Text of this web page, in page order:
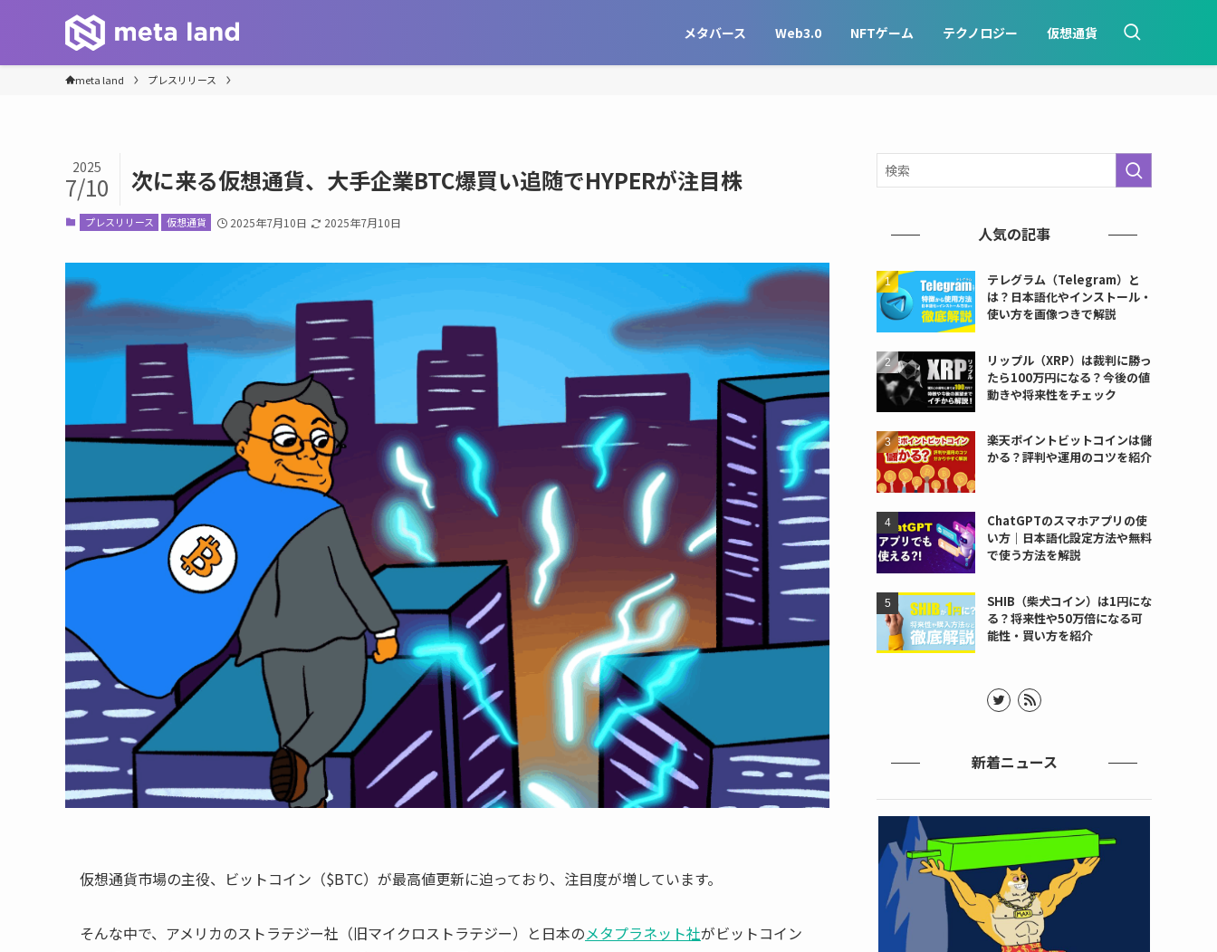
メタバース Web3.0 NFTゲーム テクノロジー 仮想通貨
meta land プレスリリース
次に来る仮想通貨、大手企業BTC爆買い追随でHYPERが注目株
2025
7/10
プレスリリース 仮想通貨 2025年7月10日 2025年7月10日
仮想通貨市場の主役、ビットコイン（$BTC）が最高値更新に迫っており、注目度が増しています。
そんな中で、アメリカのストラテジー社（旧マイクロストラテジー）と日本のメタプラネット社がビットコイン
人気の記事
テレグラム（Telegram）と
は？日本語化やインストール・
使い方を画像つきで解説
リップル（XRP）は裁判に勝っ
たら100万円になる？今後の値
動きや将来性をチェック
楽天ポイントビットコインは儲
かる？評判や運用のコツを紹介
ChatGPTのスマホアプリの使
い方｜日本語化設定方法や無料
で使う方法を解説
SHIB（柴犬コイン）は1円にな
る？将来性や50万倍になる可
能性・買い方を紹介
新着ニュース